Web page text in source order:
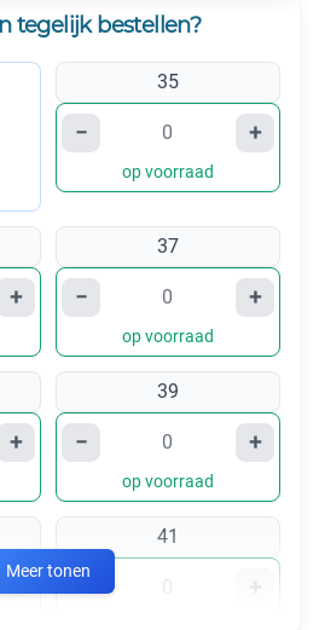
tegelijk bestellen?
35
− +
op voorraad
+
37
− +
op voorraad
+
39
− +
op voorraad
+
41
− +
Meer tonen